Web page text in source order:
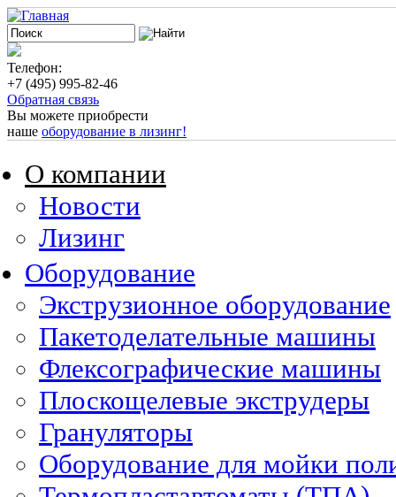
Телефон:
+7 (495) 995-82-46
Обратная связь
Вы можете приобрести
наше оборудование в лизинг!
О компании
Новости
Лизинг
Оборудование
Экструзионное оборудование
Пакетоделательные машины
Флексографические машины
Плоскощелевые экструдеры
Грануляторы
Оборудование для мойки